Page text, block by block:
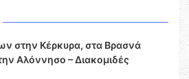
στην Κέρκυρα, στα Βρασνά
Αλόννησο – Διακομιδές